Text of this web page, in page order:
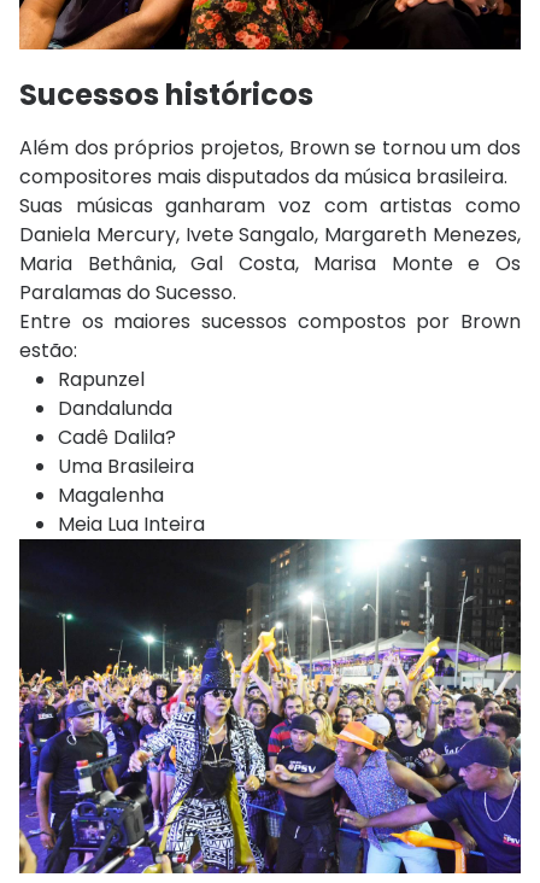
Sucessos históricos
Além dos próprios projetos, Brown se tornou um dos
compositores mais disputados da música brasileira.
Suas músicas ganharam voz com artistas como
Daniela Mercury, Ivete Sangalo, Margareth Menezes,
Maria Bethânia,Gal Costa, Marisa MonteeOs
Paralamas do Sucesso.
Entre os maiores sucessos compostos por Brown
estão:
Rapunzel
Dandalunda
Cadê Dalila?
Uma Brasileira
Magalenha
Meia Lua Inteira